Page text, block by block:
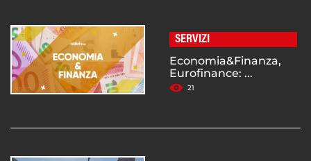
SERVIZI
Economia&Finanza,
Eurofinance: ...
21